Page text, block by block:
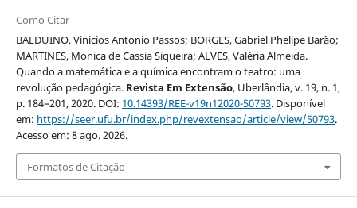
Como Citar
BALDUINO, Vinicios Antonio Passos; BORGES, Gabriel Phelipe Barão;
MARTINES, Monica de Cassia Siqueira; ALVES, Valéria Almeida.
Quando a matemática e a química encontram o teatro: uma
revolução pedagógica. Revista Em Extensão, Uberlândia, v. 19, n. 1,
p. 184–201, 2020. DOI: 10.14393/REE-v19n12020-50793. Disponível
em: https://seer.ufu.br/index.php/revextensao/article/view/50793.
Acesso em: 8 ago. 2026.
Formatos de Citação